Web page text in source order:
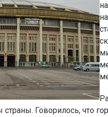
Говорилось, что